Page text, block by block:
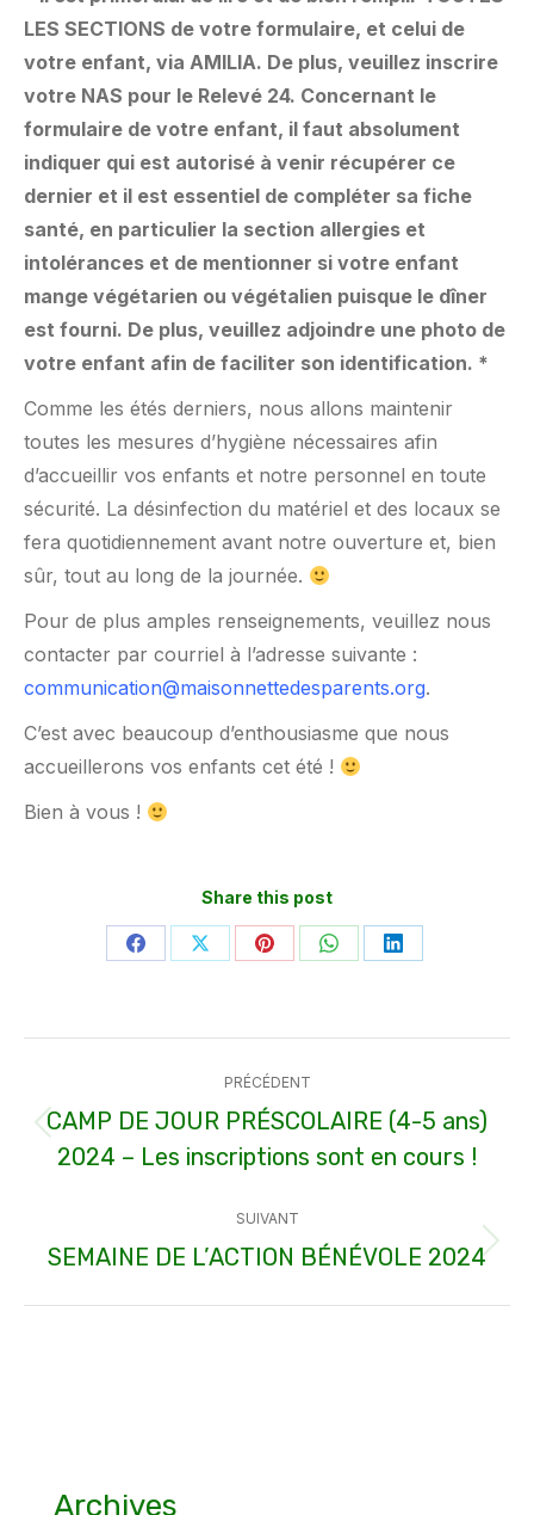
LES SECTIONS de votre formulaire, et celui de
votre enfant, via AMILIA. De plus, veuillez inscrire
votre NAS pour le Relevé 24. Concernant le
formulaire de votre enfant, il faut absolument
indiquer qui est autorisé à venir récupérer ce
dernier et il est essentiel de compléter sa fiche
santé, en particulier la section allergies et
intolérances et de mentionner si votre enfant
mange végétarien ou végétalien puisque le dîner
est fourni. De plus, veuillez adjoindre une photo de
votre enfant afin de faciliter son identification. *
Comme les étés derniers, nous allons maintenir
toutes les mesures d’hygiène nécessaires afin
d’accueillir vos enfants et notre personnel en toute
sécurité. La désinfection du matériel et des locaux se
fera quotidiennement avant notre ouverture et, bien
sûr, tout au long de la journée.
Pour de plus amples renseignements, veuillez nous
contacter par courriel à l’adresse suivante :
communication@maisonnettedesparents.org.
C’est avec beaucoup d’enthousiasme que nous
accueillerons vos enfants cet été !
Bien à vous !
Share this post
PartagerPartagerPartagerPartagerPartager
article
PRÉCÉDENT
Article
précédent
CAMP DE JOUR PRÉSCOLAIRE (4-5 ans)
2024 – Les inscriptions sont en cours !
SUIVANT
Article
SEMAINE DE L’ACTION BÉNÉVOLE 2024
Archives